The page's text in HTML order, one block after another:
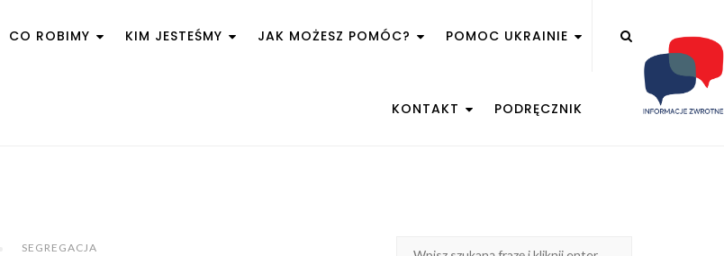
CO ROBIMY KIM JESTEŚMY JAK MOŻESZ POMÓC? POMOC UKRAINIE
KONTAKT PODRĘCZNIK
SEGREGACJA